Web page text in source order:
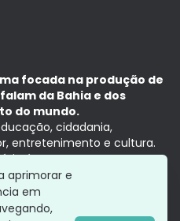
focada na produção de
da Bahia e dos
do mundo.
cidadania,
entretenimento e cultura.
é no tempo presente,
Aratu.
aprimorar e
em